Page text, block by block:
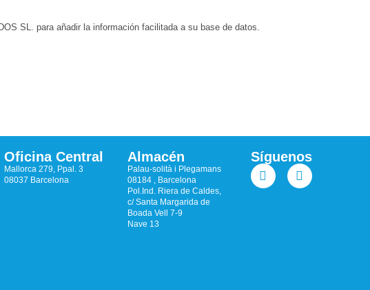
SL. para añadir la información facilitada a su base de datos.
Oficina Central
Mallorca 279, Ppal. 3
08037 Barcelona
Almacén
Palau-solità i Plegamans
08184 , Barcelona
Pol.Ind. Riera de Caldes,
c/ Santa Margarida de
Boada Vell 7-9
Nave 13
Síguenos